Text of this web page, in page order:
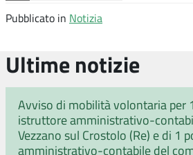
Pubblicato in Notizia
Ultime notizie
Avviso di mobilità volontaria per
istruttore amministrativo-
Vezzano sul Crostolo (Re) e di 1
amministrativo-contabile del